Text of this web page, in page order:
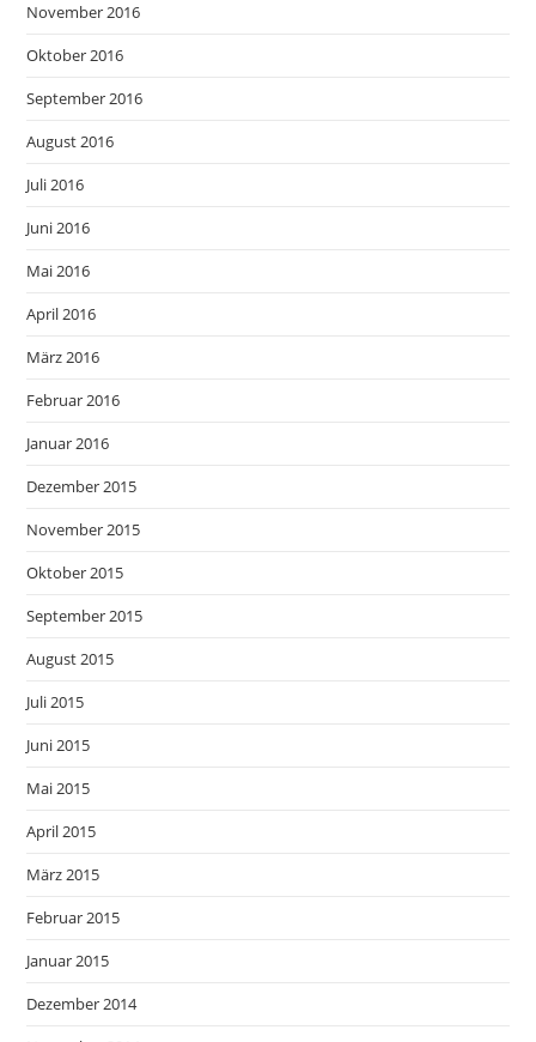
November 2016
Oktober 2016
September 2016
August 2016
Juli 2016
Juni 2016
Mai 2016
April 2016
März 2016
Februar 2016
Januar 2016
Dezember 2015
November 2015
Oktober 2015
September 2015
August 2015
Juli 2015
Juni 2015
Mai 2015
April 2015
März 2015
Februar 2015
Januar 2015
Dezember 2014